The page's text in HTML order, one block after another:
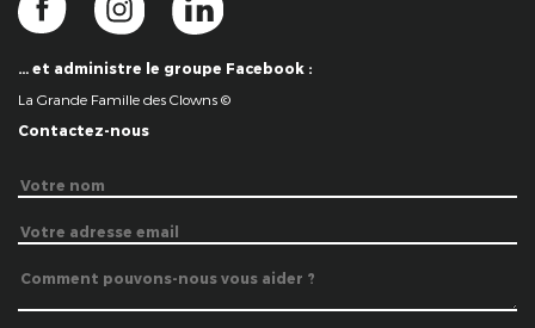
… et administre le groupe Facebook :
La Grande Famille des Clowns ©
Contactez-nous